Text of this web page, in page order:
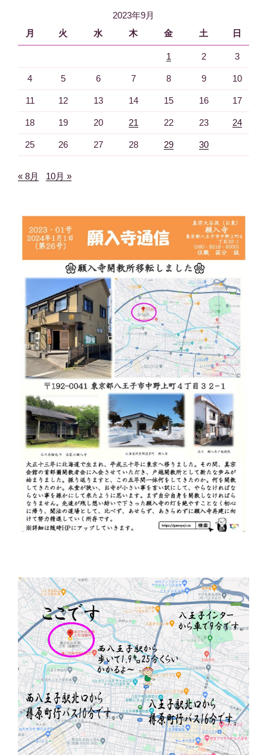
2023年9月
月
火 水 木 金 土 日
1 2 3
4 5 6 7 8 9 10
11 12 13 14 15 16 17
18 19 20 21 22 23 24
25 26 27 28 29 30
« 8月 10月 »